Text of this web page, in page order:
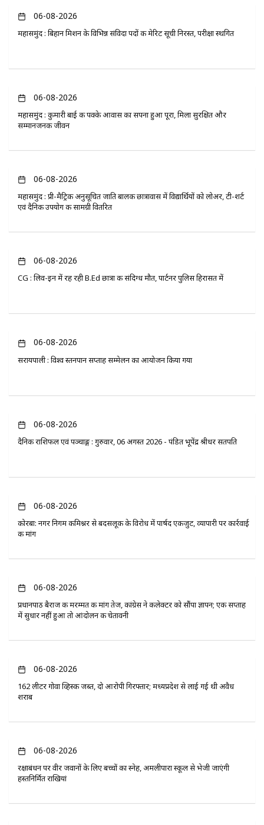
06-08-2026
महासमुंद : बिहान मिशन के विभिन्न संविदा पदों की मेरिट सूची निरस्त, परीक्षा स्थगित
06-08-2026
महासमुंद : कुमारी बाई की पक्के आवास का सपना हुआ पूरा, मिला सुरक्षित और
सम्मानजनक जीवन
06-08-2026
महासमुंद : प्री-मैट्रिक अनुसूचित जाति बालक छात्रावास में विद्यार्थियों को लोअर, टी-शर्ट
एवं दैनिक उपयोग की सामग्री वितरित
06-08-2026
CG : लिव-इन में रह रही B.Ed छात्रा की संदिग्ध मौत, पार्टनर पुलिस हिरासत में
06-08-2026
सरायपाली : विश्व स्तनपान सप्ताह सम्मेलन का आयोजन किया गया
06-08-2026
दैनिक राशिफल एवं पञ्चाङ्ग : गुरुवार, 06 अगस्त 2026 - पंडित भूपेंद्र श्रीधर सतपति
06-08-2026
कोरबा: नगर निगम कमिश्नर से बदसलूकी के विरोध में पार्षद एकजुट, व्यापारी पर कार्रवाई
की मांग
06-08-2026
प्रधानपाठ बैराज की मरम्मत की मांग तेज, कांग्रेस ने कलेक्टर को सौंपा ज्ञापन; एक सप्ताह
में सुधार नहीं हुआ तो आंदोलन की चेतावनी
06-08-2026
162 लीटर गोवा व्हिस्की जब्त, दो आरोपी गिरफ्तार; मध्यप्रदेश से लाई गई थी अवैध
शराब
06-08-2026
रक्षाबंधन पर वीर जवानों के लिए बच्चों का स्नेह, अमलीपारा स्कूल से भेजी जाएंगी
हस्तनिर्मित राखियां